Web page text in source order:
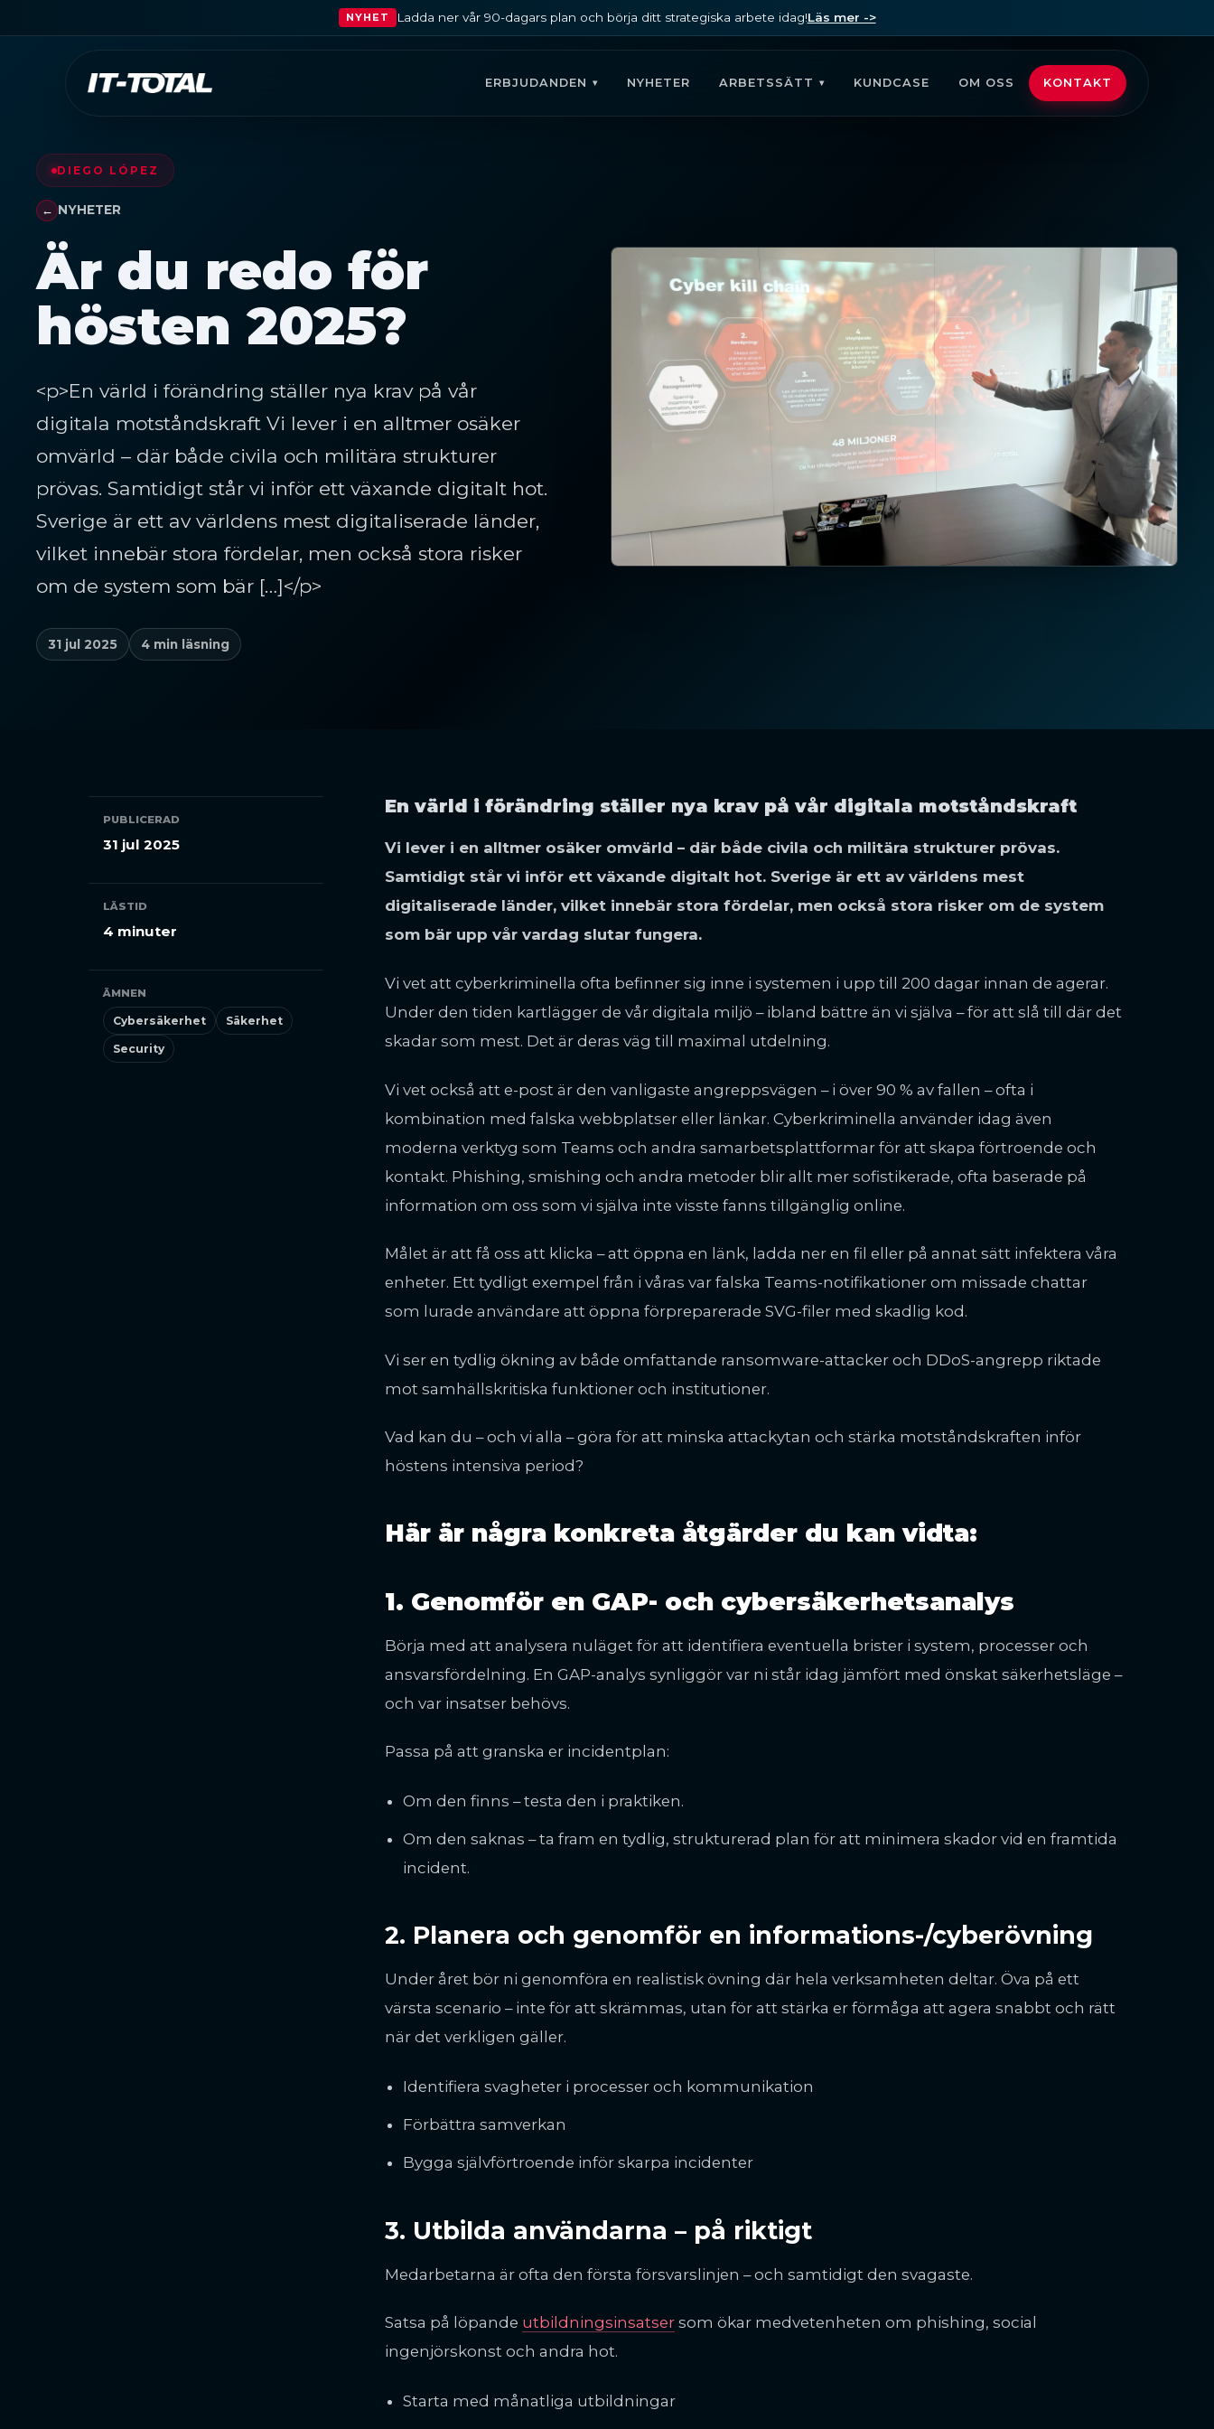
NYHET Ladda ner vår 90-dagars plan och börja ditt strategiska arbete idag!Läs mer ->
ERBJUDANDEN NYHETER ARBETSSÄTT KUNDCASE OM OSS KONTAKT
DIEGO LÓPEZ
NYHETER
Är du redo för
hösten 2025?
<p>En värld i förändring ställer nya krav på vår
digitala motståndskraft Vi lever i en alltmer osäker
omvärld – där både civila och militära strukturer
prövas. Samtidigt står vi inför ett växande digitalt hot.
Sverige är ett av världens mest digitaliserade länder,
vilket innebär stora fördelar, men också stora risker
om de system som bär […]</p>
31 jul 2025 4 min läsning
PUBLICERAD
31 jul 2025
LÄSTID
4 minuter
ÄMNEN
Cybersäkerhet Säkerhet
Security
En värld i förändring ställer nya krav på vår digitala motståndskraft
Vi lever i en alltmer osäker omvärld – där både civila och militära strukturer prövas.
Samtidigt står vi inför ett växande digitalt hot. Sverige är ett av världens mest
digitaliserade länder, vilket innebär stora fördelar, men också stora risker om de system
som bär upp vår vardag slutar fungera.
Vi vet att cyberkriminella ofta befinner sig inne i systemen i upp till 200 dagar innan de agerar.
Under den tiden kartlägger de vår digitala miljö – ibland bättre än vi själva – för att slå till där det
skadar som mest. Det är deras väg till maximal utdelning.
Vi vet också att e-post är den vanligaste angreppsvägen – i över 90 % av fallen – ofta i
kombination med falska webbplatser eller länkar. Cyberkriminella använder idag även
moderna verktyg som Teams och andra samarbetsplattformar för att skapa förtroende och
kontakt. Phishing, smishing och andra metoder blir allt mer sofistikerade, ofta baserade på
information om oss som vi själva inte visste fanns tillgänglig online.
Målet är att få oss att klicka – att öppna en länk, ladda ner en fil eller på annat sätt infektera våra
enheter. Ett tydligt exempel från i våras var falska Teams-notifikationer om missade chattar
som lurade användare att öppna förpreparerade SVG-filer med skadlig kod.
Vi ser en tydlig ökning av både omfattande ransomware-attacker och DDoS-angrepp riktade
mot samhällskritiska funktioner och institutioner.
Vad kan du – och vi alla – göra för att minska attackytan och stärka motståndskraften inför
höstens intensiva period?
Här är några konkreta åtgärder du kan vidta:
1. Genomför en GAP- och cybersäkerhetsanalys
Börja med att analysera nuläget för att identifiera eventuella brister i system, processer och
ansvarsfördelning. En GAP-analys synliggör var ni står idag jämfört med önskat säkerhetsläge –
och var insatser behövs.
Passa på att granska er incidentplan:
Om den finns – testa den i praktiken.
Om den saknas – ta fram en tydlig, strukturerad plan för att minimera skador vid en framtida
incident.
2. Planera och genomför en informations-/cyberövning
Under året bör ni genomföra en realistisk övning där hela verksamheten deltar. Öva på ett
värsta scenario – inte för att skrämmas, utan för att stärka er förmåga att agera snabbt och rätt
när det verkligen gäller.
Identifiera svagheter i processer och kommunikation
Förbättra samverkan
Bygga självförtroende inför skarpa incidenter
3. Utbilda användarna – på riktigt
Medarbetarna är ofta den första försvarslinjen – och samtidigt den svagaste.
Satsa på löpande utbildningsinsatsersom ökar medvetenheten om phishing, social
ingenjörskonst och andra hot.
Starta med månatliga utbildningar